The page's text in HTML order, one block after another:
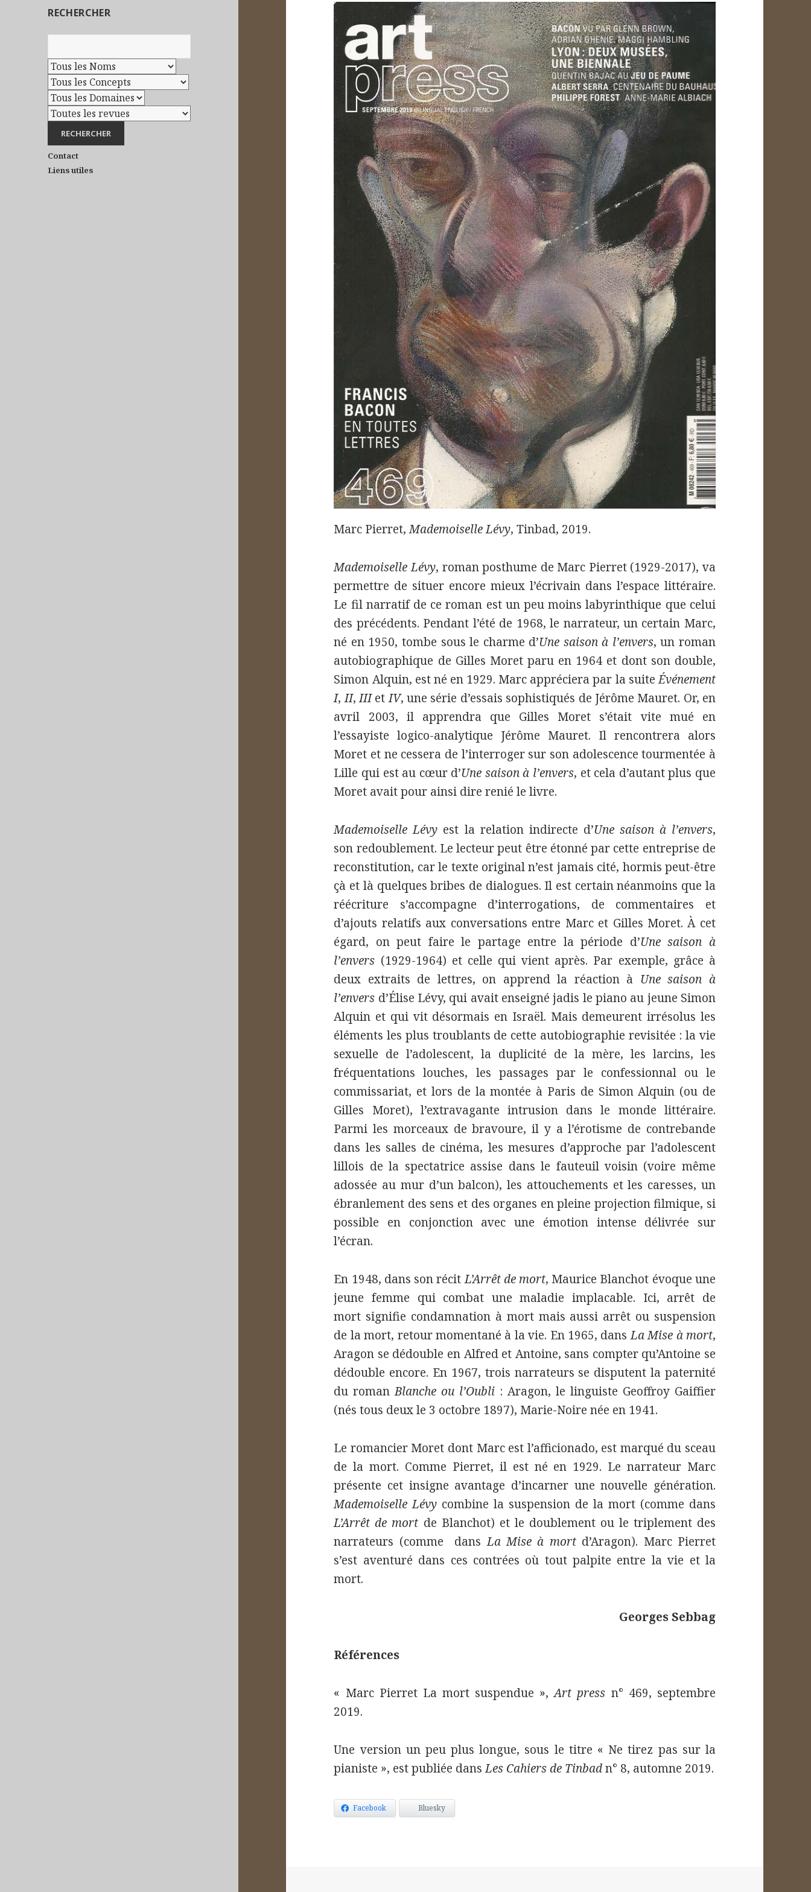
RECHERCHER
Contact
Liens utiles
Marc Pierret,Mademoiselle Lévy, Tinbad, 2019.
Mademoiselle Lévy, roman posthume de Marc Pierret (1929-2017), va
permettre de situer encore mieux l’écrivain dans l’espace littéraire.
Le fil narratif de ce roman est un peu moins labyrinthique que celui
des précédents. Pendant l’été de 1968, le narrateur, un certain Marc,
né en 1950, tombe sous le charme d’Une saison à l’envers, un roman
autobiographique de Gilles Moret paru en 1964 et dont son double,
Simon Alquin, est né en 1929. Marc appréciera par la suiteÉvénement
I,II,IIIetIV, une série d’essais sophistiqués de Jérôme Mauret. Or, en
avril 2003, il apprendra que Gilles Moret s’était vite mué en
l’essayiste logico-analytique Jérôme Mauret. Il rencontrera alors
Moret et ne cessera de l’interroger sur son adolescence tourmentée à
Lille qui est au cœur d’Une saison à l’envers, et cela d’autant plus que
Moret avait pour ainsi dire renié le livre.
Mademoiselle Lévy est la relation indirecte d’Une saison à l’envers,
son redoublement. Le lecteur peut être étonné par cette entreprise de
reconstitution, car le texte original n’est jamais cité, hormis peut-être
çà et là quelques bribes de dialogues. Il est certain néanmoins que la
réécriture s’accompagne d’interrogations, de commentaires et
d’ajouts relatifs aux conversations entre Marc et Gilles Moret. À cet
égard, on peut faire le partage entre la période d’Une saison à
l’envers (1929-1964) et celle qui vient après. Par exemple, grâce à
deux extraits de lettres, on apprend la réaction à Une saison à
l’envers d’Élise Lévy, qui avait enseigné jadis le piano au jeune Simon
Alquin et qui vit désormais en Israël. Mais demeurent irrésolus les
éléments les plus troublants de cette autobiographie revisitée : la vie
sexuelle de l’adolescent, la duplicité de la mère, les larcins, les
fréquentations louches, les passages par le confessionnal ou le
commissariat, et lors de la montée à Paris de Simon Alquin (ou de
Gilles Moret), l’extravagante intrusion dans le monde littéraire.
Parmi les morceaux de bravoure, il y a l’érotisme de contrebande
dans les salles de cinéma, les mesures d’approche par l’adolescent
lillois de la spectatrice assise dans le fauteuil voisin (voire même
adossée au mur d’un balcon), les attouchements et les caresses, un
ébranlement des sens et des organes en pleine projection filmique, si
possible en conjonction avec une émotion intense délivrée sur
l’écran.
En 1948, dans son récitL’Arrêt de mort, Maurice Blanchot évoque une
jeune femme qui combat une maladie implacable. Ici, arrêt de
mort signifie condamnation à mort mais aussi arrêt ou suspension
de la mort, retour momentané à la vie. En 1965, dansLa Mise à mort,
Aragon se dédouble en Alfred et Antoine, sans compter qu’Antoine se
dédouble encore. En 1967, trois narrateurs se disputent la paternité
du roman Blanche ou l’Oubli : Aragon, le linguiste Geoffroy Gaiffier
(nés tous deux le 3 octobre 1897), Marie-Noire née en 1941.
Le romancier Moret dont Marc est l’afficionado, est marqué du sceau
de la mort. Comme Pierret, il est né en 1929. Le narrateur Marc
présente cet insigne avantage d’incarner une nouvelle génération.
Mademoiselle Lévy combine la suspension de la mort (comme dans
L’Arrêt de mort de Blanchot) et le doublement ou le triplement des
narrateurs (comme dansLa Mise à mortd’Aragon). Marc Pierret
s’est aventuré dans ces contrées où tout palpite entre la vie et la
mort.
Georges Sebbag
Références
« Marc Pierret La mort suspendue »,Art press n° 469, septembre
2019.
Une version un peu plus longue, sous le titre « Ne tirez pas sur la
pianiste », est publiée dansLes Cahiers de Tinbadn° 8, automne 2019.
Facebook Bluesky